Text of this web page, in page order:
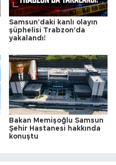
Samsun'daki kanlı olayın
şüphelisi Trabzon'da
yakalandı!
Bakan Memişoğlu Samsun
Şehir Hastanesi hakkında
konuştu